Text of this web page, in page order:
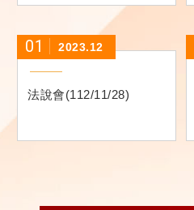
01 2023.12
法說會(112/11/28)